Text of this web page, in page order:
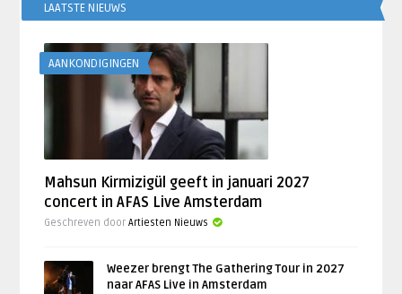
LAATSTE NIEUWS
AANKONDIGINGEN
Mahsun Kirmizigül geeft in januari 2027
concert in AFAS Live Amsterdam
Geschreven doorArtiesten Nieuws
Weezer brengt The Gathering Tour in 2027
naar AFAS Live in Amsterdam